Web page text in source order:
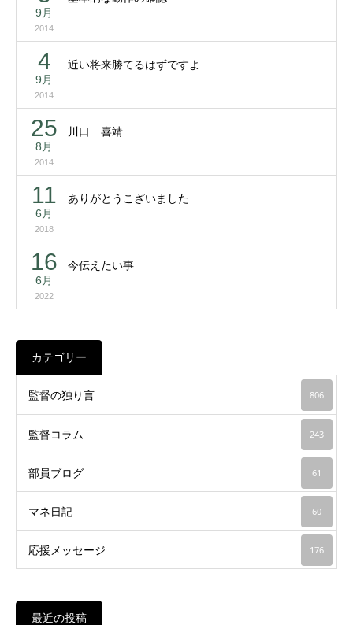
9月
2014
4
9月
2014
近い将来勝てるはずですよ
25
8月
2014
川口 喜靖
11
6月
2018
ありがとうこざいました
16
6月
2022
今伝えたい事
カテゴリー
監督の独り言 806
監督コラム 243
部員ブログ 61
マネ日記 60
応援メッセージ 176
最近の投稿